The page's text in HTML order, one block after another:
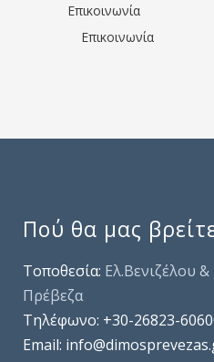
Επικοινωνία
Επικοινωνία
Πού θα μας
Τοποθεσία: Ελ.Βενιζέλου
Πρέβεζα
Τηλέφωνo: +30-26823-
Email: